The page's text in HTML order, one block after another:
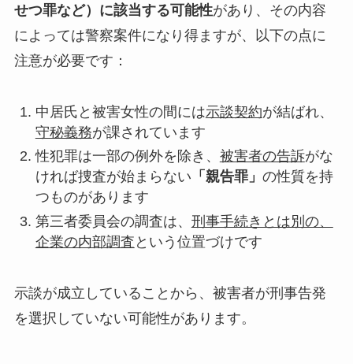
せつ罪など）に該当する可能性があり、その内容
によっては警察案件になり得ますが、以下の点に
注意が必要です：
中居氏と被害女性の間には示談契約が結ばれ、
守秘義務が課されています
性犯罪は一部の例外を除き、 被害者の告訴がな
ければ捜査が始まらない 「親告罪」 の性質を持
つものがあります
第三者委員会の調査は、 刑事手続きとは別の、
企業の内部調査 という位置づけです
示談が成立していることから、被害者が刑事告発
を選択していない可能性があります。